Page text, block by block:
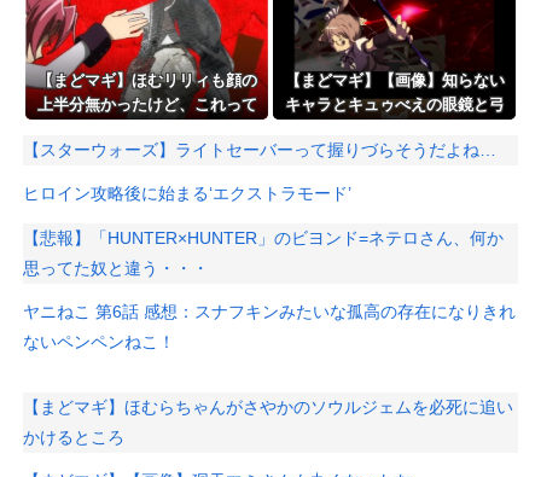
【まどマギ】ほむリリィも顔の
上半分無かったけど、これって
な…
【まどマギ】【画像】知らない
キャラとキュゥべえの眼鏡と弓
【スターウォーズ】ライトセーバーって握りづらそうだよね…
ヒロイン攻略後に始まる‘エクストラモード’
【悲報】「HUNTER×HUNTER」のビヨンド=ネテロさん、何か
思ってた奴と違う・・・
ヤニねこ 第6話 感想：スナフキンみたいな孤高の存在になりきれ
ないペンペンねこ！
【まどマギ】ほむらちゃんがさやかのソウルジェムを必死に追い
かけるところ